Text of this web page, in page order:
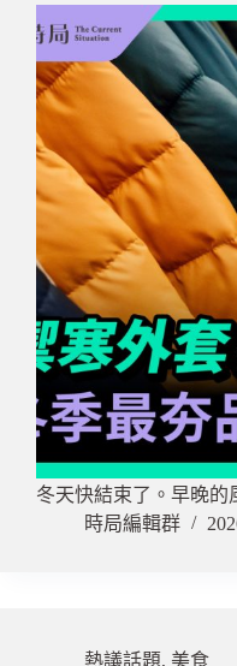
冬天快結束了。早晚
時局編輯群
熱議話題, 美食